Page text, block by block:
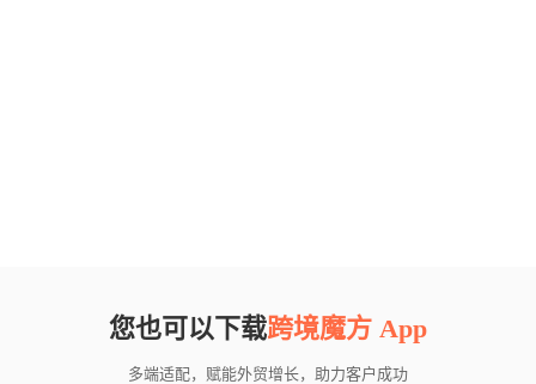
您也可以下载跨境魔方 App
多端适配，赋能外贸增长，助力客户成功